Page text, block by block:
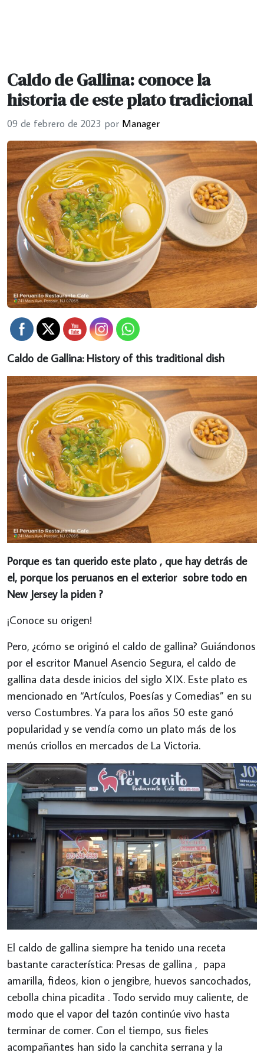
Caldo de Gallina: conoce la
historia de este plato tradicional
09 de febrero de 2023 por Manager
Caldo de Gallina: History of this traditional dish
Porque es tan querido este plato , que hay detrás de
el, porque los peruanos en el exterior sobre todo en
New Jersey la piden ?
¡Conoce su origen!
Pero, ¿cómo se originó el caldo de gallina? Guiándonos
por el escritor Manuel Asencio Segura, el caldo de
gallina data desde inicios del siglo XIX. Este plato es
mencionado en “Artículos, Poesías y Comedias” en su
verso Costumbres. Ya para los años 50 este ganó
popularidad y se vendía como un plato más de los
menús criollos en mercados de La Victoria.
El caldo de gallina siempre ha tenido una receta
bastante característica: Presas de gallina , papa
amarilla, fideos, kion o jengibre, huevos sancochados,
cebolla china picadita . Todo servido muy caliente, de
modo que el vapor del tazón continúe vivo hasta
terminar de comer. Con el tiempo, sus fieles
acompañantes han sido la canchita serrana y la